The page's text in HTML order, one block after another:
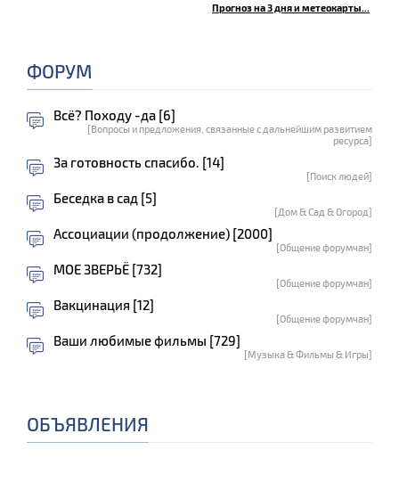
Прогноз на 3 дня и метеокарты...
ФОРУМ
Всё? Походу -да [6]
[Вопросы и предложения, связанные с дальнейшим развитием
ресурса]
За готовность спасибо. [14]
[Поиск людей]
Беседка в сад [5]
[Дом & Сад & Огород]
Ассоциации (продолжение) [2000]
[Общение форумчан]
МОЕ ЗВЕРЬЁ [732]
[Общение форумчан]
Вакцинация [12]
[Общение форумчан]
Ваши любимые фильмы [729]
[Музыка & Фильмы & Игры]
ОБЪЯВЛЕНИЯ